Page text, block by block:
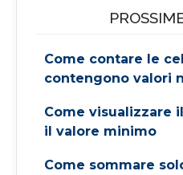
Come contare le
contengono valori
Come visualizzare
il valore minimo
Come sommare